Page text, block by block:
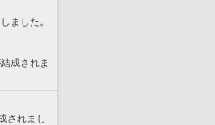
ました。
成されま
されまし